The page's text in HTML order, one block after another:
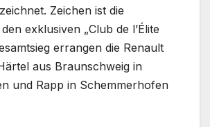
Zeichen ist die
exklusiven „Club de l’Élite
errangen die Renault
aus Braunschweig in
und Rapp in Schemmerhofen